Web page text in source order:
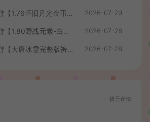
战神引擎传奇手游【1.76怀旧月光金币版】最新整理Win系复古服务端+安卓苹果双端+GM授权物品后台+详细搭建教程 2026-07-29
战神引擎传奇手游【1.80野战元素-白猪7.2免授权】最新整理Win系特色服务端+安卓+GM授权物品后台+详细搭建教程 2026-07-28
战神引擎传奇手游【大唐冰雪完整版裤衩7.0免授权】最新整理Win系特色服务端+GM授权后台+安卓苹果双端+详细搭建教程 2026-07-28
暂无评论